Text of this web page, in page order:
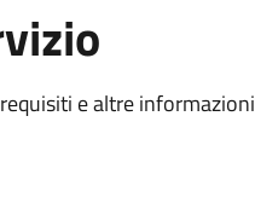
e altre